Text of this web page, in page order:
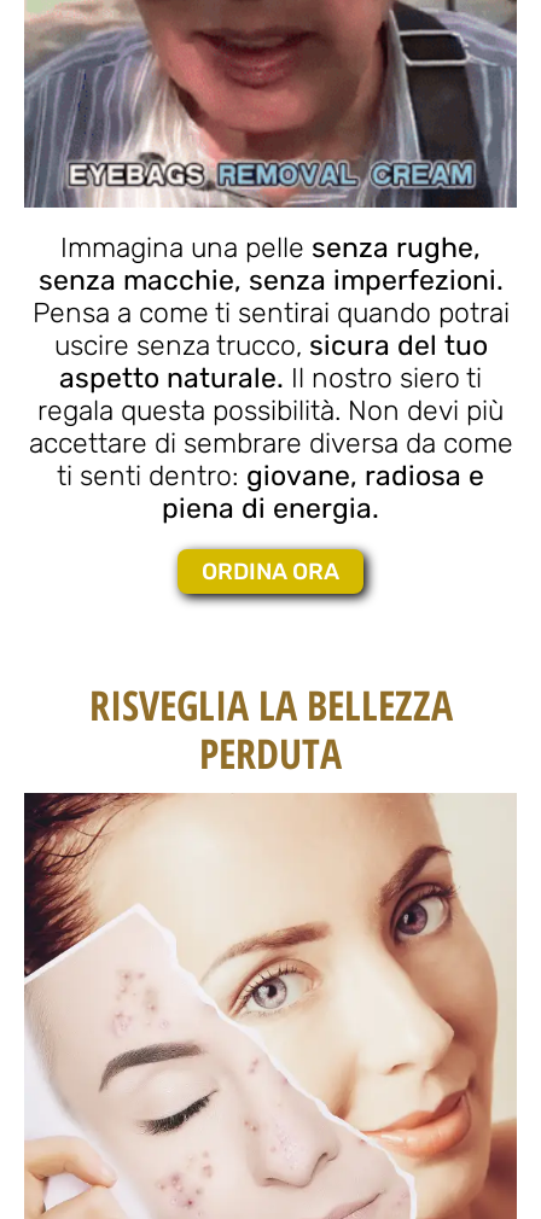
Immagina una pelle senza rughe,
senza macchie, senza imperfezioni.
Pensa a come ti sentirai quando potrai
uscire senza trucco, sicura del tuo
aspetto naturale. Il nostro siero ti
regala questa possibilità. Non devi più
accettare di sembrare diversa da come
ti senti dentro: giovane, radiosa e
piena di energia.
ORDINA ORA
RISVEGLIA LA BELLEZZA
PERDUTA